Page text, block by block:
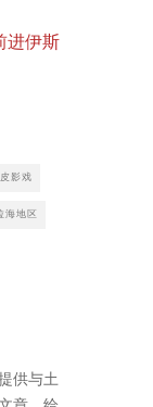
进伊斯
影戏
海地区
供与土